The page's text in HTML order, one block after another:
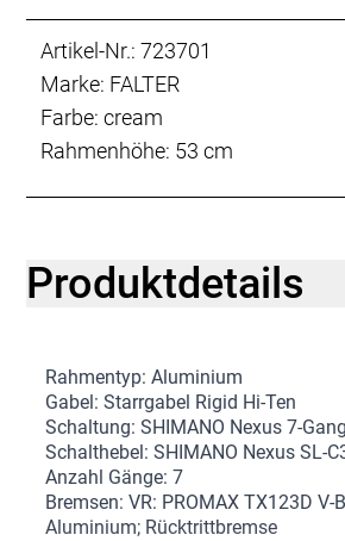
Artikel-Nr.: 723701
Marke: FALTER
Farbe: cream
Rahmenhöhe: 53 cm
Produktdetails
Rahmentyp: Aluminium
Gabel: Starrgabel Rigid Hi-Ten
Schaltung: SHIMANO Nexus 7-Gang
Schalthebel: SHIMANO Nexus SL-
Anzahl Gänge: 7
Bremsen: VR: PROMAX TX123D
Aluminium; Rücktrittbremse